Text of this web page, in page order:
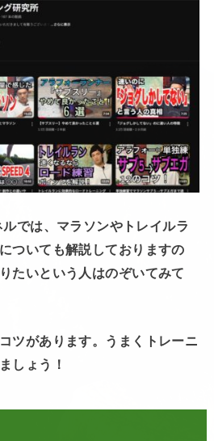
では、マラソンやトレイルラ
ついても解説しておりますの
たいという人はのぞいてみて
ツがあります。うまくトレーニ
しょう！